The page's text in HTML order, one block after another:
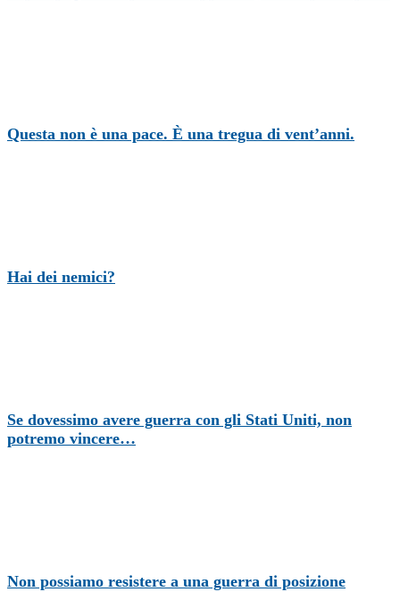
Questa non è una pace. È una tregua di vent’anni.
Hai dei nemici?
Se dovessimo avere guerra con gli Stati Uniti, non
potremo vincere…
Non possiamo resistere a una guerra di posizione